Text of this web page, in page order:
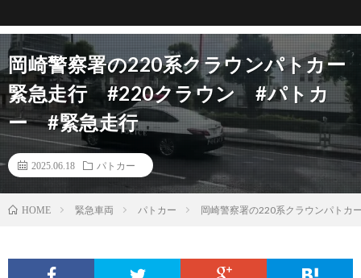
岡崎警察署の220系クラウンパトカー
緊急走行 #220クラウン #パトカ
ー #緊急走行
2025.06.18 パトカー
HOME 緊急車両 パトカー 岡崎警察署の220系クラウンパト